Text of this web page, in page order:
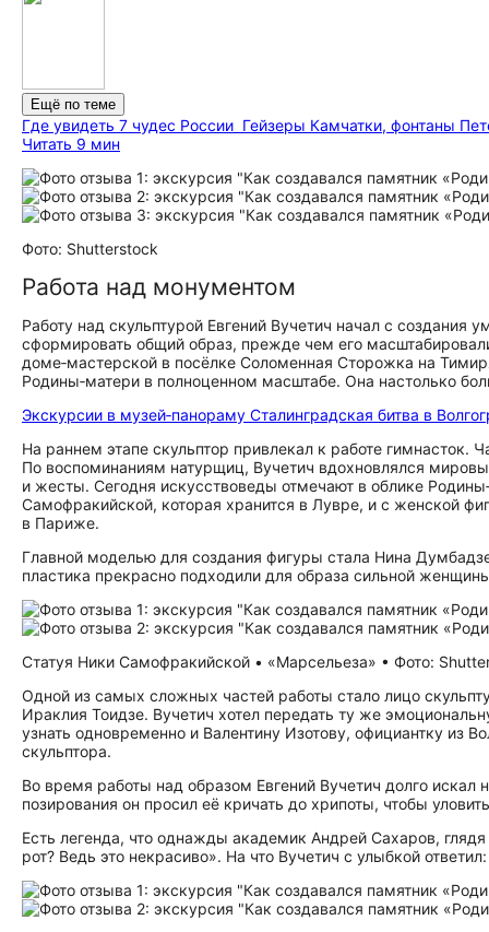
Ещё по теме
Где увидеть 7 чудес России Гейзеры Камчатки, фонтаны
Читать 9 мин
Фото: Shutterstock
Работа над монументом
Работу над скульптурой Евгений Вучетич начал с
сформировать общий образ, прежде чем его
доме‑мастерской в посёлке Соломенная Сторожка на
Родины‑матери в полноценном масштабе. Она настолько
Экскурсии в музей‑панораму Сталинградская битва в
На раннем этапе скульптор привлекал к работе
По воспоминаниям натурщиц, Вучетич вдохновлялся
и жесты. Сегодня искусствоведы отмечают в облике
Самофракийской, которая хранится в Лувре, и с женской
в Париже.
Главной моделью для создания фигуры стала Нина
пластика прекрасно подходили для образа сильной
Статуя Ники Самофракийской • «Марсельеза» • Фото:
Одной из самых сложных частей работы стало лицо
Ираклия Тоидзе. Вучетич хотел передать ту же
узнать одновременно и Валентину Изотову, официантку из
скульптора.
Во время работы над образом Евгений Вучетич долго
позирования он просил её кричать до хрипоты, чтобы
Есть легенда, что однажды академик Андрей Сахаров,
рот? Ведь это некрасиво». На что Вучетич с улыбкой